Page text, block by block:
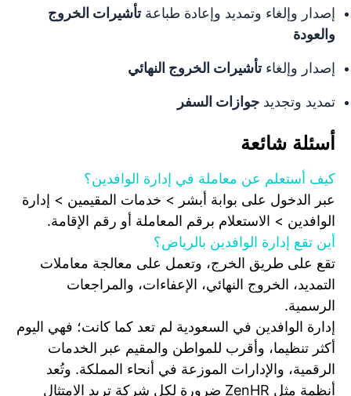
إصدار وإلغاء وتمديد وإعادة طباعةتأشيرات الخروج
والعودة
إصدار وإلغاءتأشيرات الخروج النهائي
تمديد وتجديد جوازات السفر
أسئلة شائعة
كيف أستعلم عن معاملة في إدارة الوافدين؟
عبر الدخول على بوابة أبشر > خدمات المقيمين > إدارة
الوافدين > الاستعلام برقم المعاملة أو رقم الإقامة.
أين تقع إدارة الوافدين بالرياض؟
تقع على طريق الخرج، وتعمل على معالجة معاملات
التمديد، الخروج النهائي، الإعفاءات، والمراجعات
الرسمية.
إدارة الوافدين في السعودية لم تعد كما كانت؛ فهي اليوم
أكثر تنظيما، وأقرب للمواطن والمقيم عبر الخدمات
الرقمية، والإدارات الموزعة في أنحاء المملكة. وتُعد
أنظمة مثل ZenHR ضرورة لكل شركة تريد الامتثال